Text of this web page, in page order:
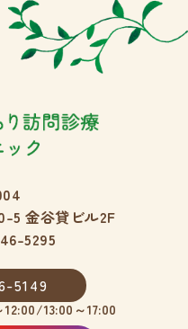
5 金谷貸ビル2F
5295
5149
13:00～17:00